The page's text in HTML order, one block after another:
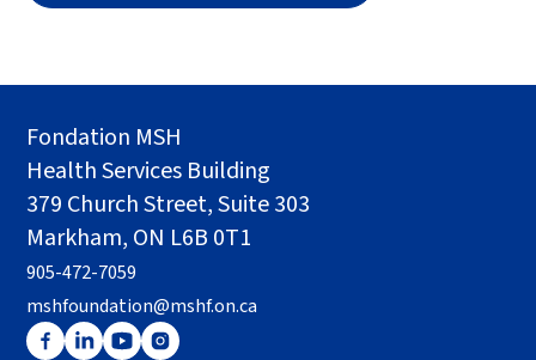
Fondation MSH
Health Services Building
379 Church Street, Suite 303
Markham, ON L6B 0T1
905-472-7059
mshfoundation@mshf.on.ca